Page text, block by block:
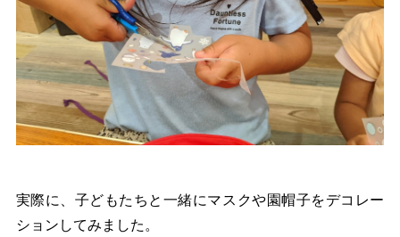
実際に、子どもたちと一緒にマスクや園帽子をデコレー
ションしてみました。